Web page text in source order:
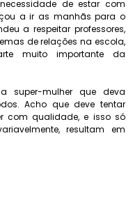
de estar com
a ir as manhãs para o
a respeitar professores,
de relações na escola,
muito importante da
super-mulher que deva
Acho que deve tentar
com qualidade, e isso só
resultam em